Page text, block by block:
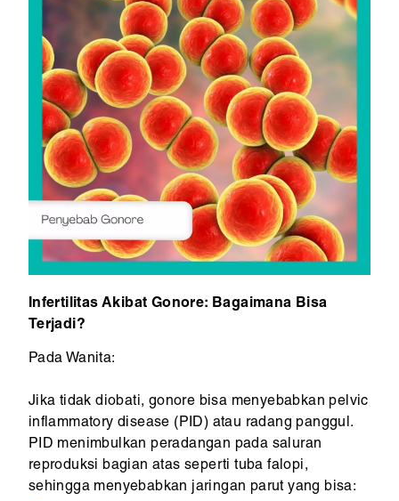
Infertilitas Akibat Gonore: Bagaimana Bisa
Terjadi?
Pada Wanita:
Jika tidak diobati, gonore bisa menyebabkan pelvic
inflammatory disease (PID) atau radang panggul.
PID menimbulkan peradangan pada saluran
reproduksi bagian atas seperti tuba falopi,
sehingga menyebabkan jaringan parut yang bisa: